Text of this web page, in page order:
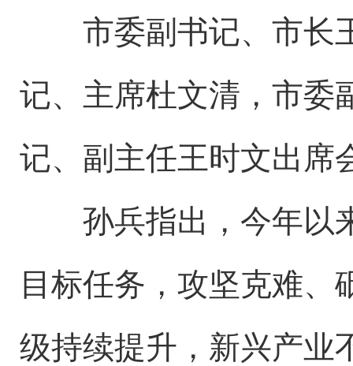
市委副书记、市长王
记、主席杜文清，市委
记、副主任王时文出席
孙兵指出，今年以来
目标任务，攻坚克难、
级持续提升，新兴产业